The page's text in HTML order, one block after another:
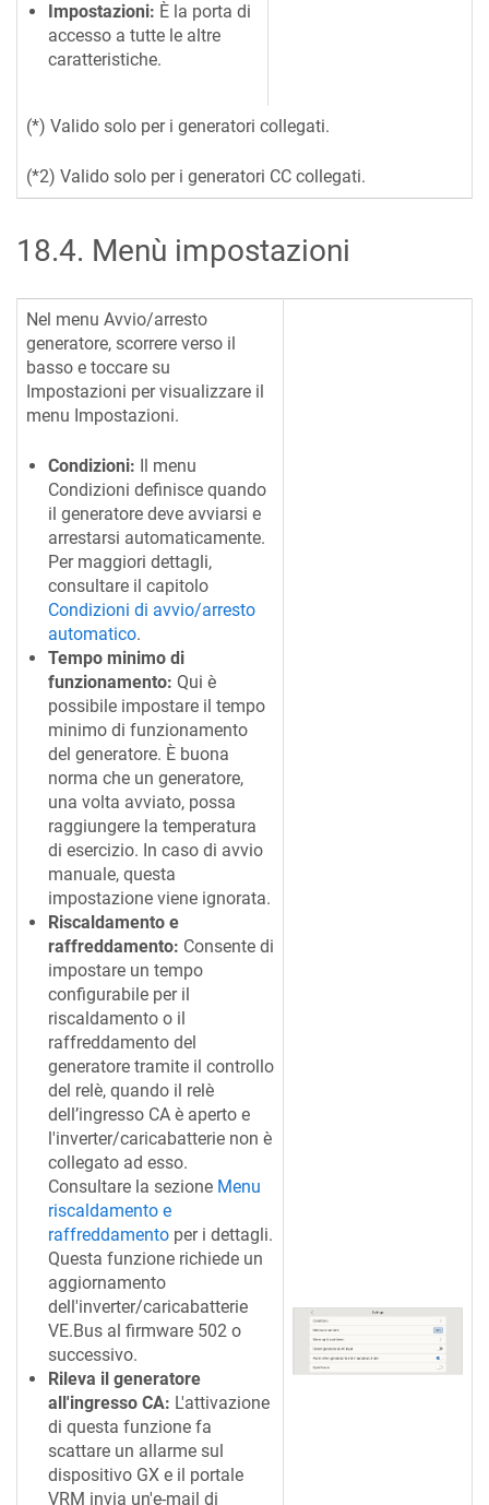
Impostazioni: È la porta di
accesso a tutte le altre
caratteristiche.
(*) Valido solo per i generatori collegati.
(*2) Valido solo per i generatori CC collegati.
18.4. Menù impostazioni
Nel menu Avvio/arresto
generatore, scorrere verso il
basso e toccare su
Impostazioni per visualizzare il
menu Impostazioni.
Condizioni: Il menu
Condizioni definisce quando
il generatore deve avviarsi e
arrestarsi automaticamente.
Per maggiori dettagli,
consultare il capitolo
Condizioni di avvio/arresto
automatico.
Tempo minimo di
funzionamento: Qui è
possibile impostare il tempo
minimo di funzionamento
del generatore. È buona
norma che un generatore,
una volta avviato, possa
raggiungere la temperatura
di esercizio. In caso di avvio
manuale, questa
impostazione viene ignorata.
Riscaldamento e
raffreddamento: Consente di
impostare un tempo
configurabile per il
riscaldamento o il
raffreddamento del
generatore tramite il controllo
del relè, quando il relè
dell’ingresso CA è aperto e
l'inverter/caricabatterie non è
collegato ad esso.
Consultare la sezione Menu
riscaldamento e
raffreddamento per i dettagli.
Questa funzione richiede un
aggiornamento
dell'inverter/caricabatterie
VE.Bus al firmware 502 o
successivo.
Rileva il generatore
all'ingresso CA: L'attivazione
di questa funzione fa
scattare un allarme sul
dispositivo GX e il portale
VRM invia un'e-mail di